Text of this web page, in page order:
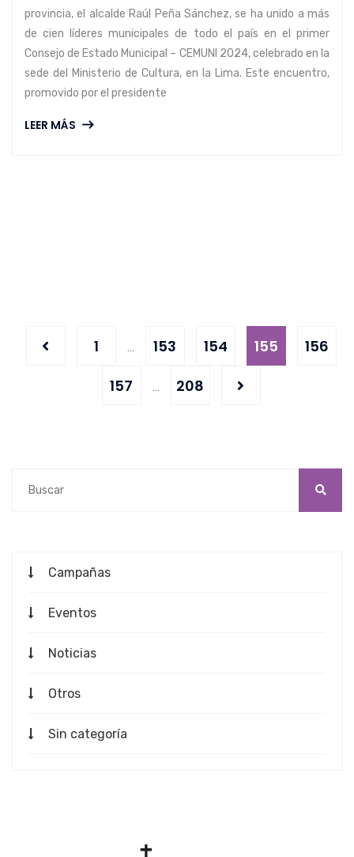
provincia, el alcalde Raúl Peña Sánchez, se ha unido a más
de cien líderes municipales de todo el país en el primer
Consejo de Estado Municipal – CEMUNI 2024, celebrado en la
sede del Ministerio de Cultura, en la Lima. Este encuentro,
promovido por el presidente
LEER MÁS
1 … 153 154 155
156
157
… 208
Campañas
Eventos
Noticias
Otros
Sin categoría